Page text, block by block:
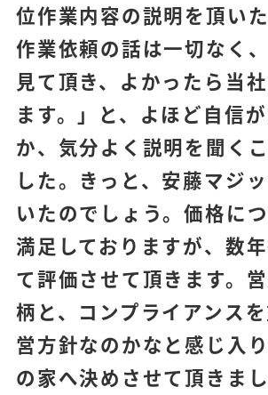
位作業内容の説明を頂いた
作業依頼の話は一切なく
見て頂き、よかったら当
ます。」と、よほど自信
か、気分よく説明を聞く
した。きっと、安藤マジ
いたのでしょう。価格に
満足しておりますが、数
て評価させて頂きます。
柄と、コンプライアンス
営方針なのかなと感じ入
の家へ決めさせて頂きまし